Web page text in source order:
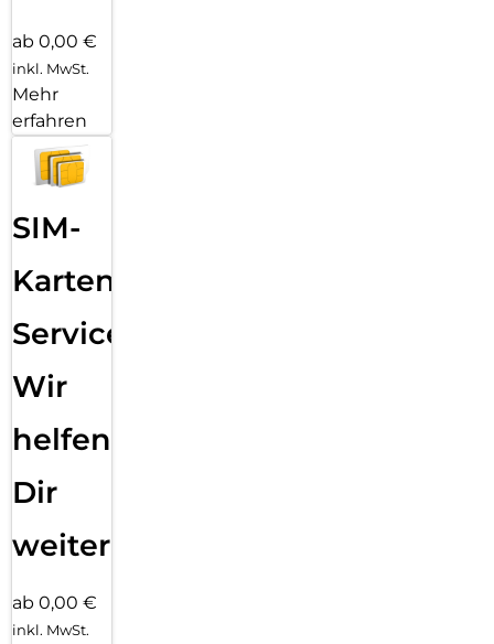
ab 0,00 €
inkl. MwSt.
Mehr
erfahren
SIM-
Karten
Service:
Wir
helfen
Dir
weiter
ab 0,00 €
inkl. MwSt.